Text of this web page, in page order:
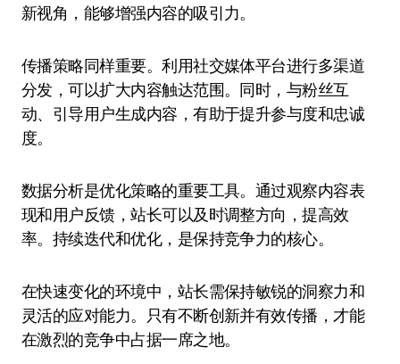
新视角，能够增强内容的吸引力。
传播策略同样重要。利用社交媒体平台进行多渠道
分发，可以扩大内容触达范围。同时，与粉丝互
动、引导用户生成内容，有助于提升参与度和忠诚
度。
数据分析是优化策略的重要工具。通过观察内容表
现和用户反馈，站长可以及时调整方向，提高效
率。持续迭代和优化，是保持竞争力的核心。
在快速变化的环境中，站长需保持敏锐的洞察力和
灵活的应对能力。只有不断创新并有效传播，才能
在激烈的竞争中占据一席之地。